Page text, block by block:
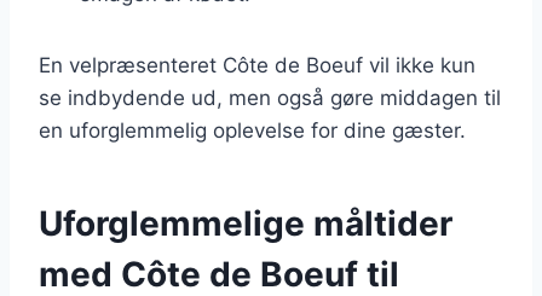
En velpræsenteret Côte de Boeuf vil ikke kun
se indbydende ud, men også gøre middagen til
en uforglemmelig oplevelse for dine gæster.
Uforglemmelige måltider
med Côte de Boeuf til